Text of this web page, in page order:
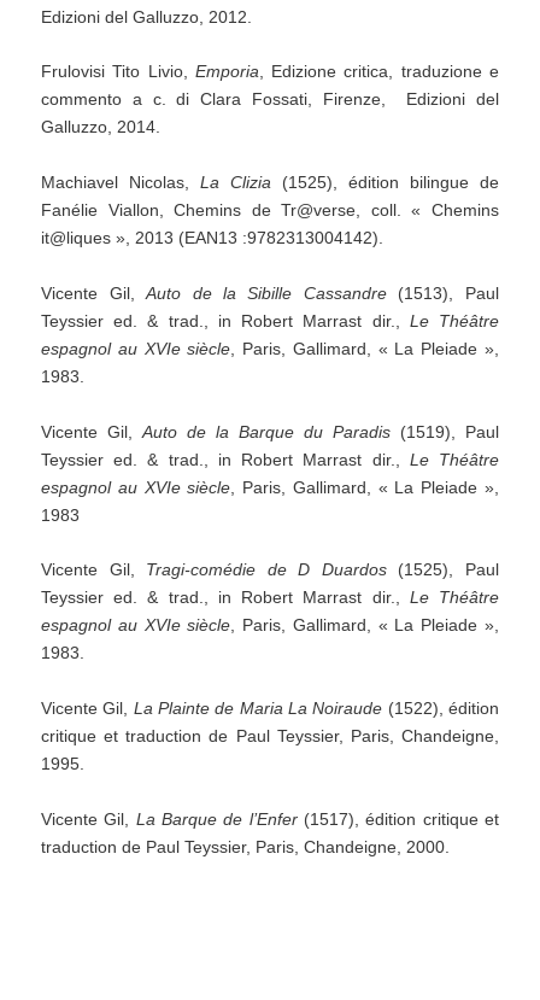
Edizioni del Galluzzo, 2012.
Frulovisi Tito Livio, Emporia, Edizione critica, traduzione e
commento a c. di Clara Fossati, Firenze, Edizioni del
Galluzzo, 2014.
Machiavel Nicolas,La Clizia (1525), édition bilingue de
Fanélie Viallon, Chemins de Tr@verse, coll. « Chemins
it@liques », 2013 (EAN13 :9782313004142).
Vicente Gil,Auto de la Sibille Cassandre(1513), Paul
Teyssier ed. & trad., in Robert Marrast dir., Le Théâtre
espagnol au XVIe siècle , Paris, Gallimard, « La Pleiade »,
1983.
Vicente Gil,Auto de la Barque du Paradis(1519), Paul
Teyssier ed. & trad., in Robert Marrast dir., Le Théâtre
espagnol au XVIe siècle , Paris, Gallimard, « La Pleiade »,
1983
Vicente Gil, Tragi-comédie de D Duardos(1525), Paul
Teyssier ed. & trad., in Robert Marrast dir., Le Théâtre
espagnol au XVIe siècle, Paris, Gallimard, « La Pleiade »,
1983.
Vicente Gil, La Plainte de Maria La Noiraude (1522), édition
critique et traduction de Paul Teyssier, Paris, Chandeigne,
1995.
Vicente Gil, La Barque de l’Enfer(1517), édition critique et
traduction de Paul Teyssier, Paris, Chandeigne, 2000.